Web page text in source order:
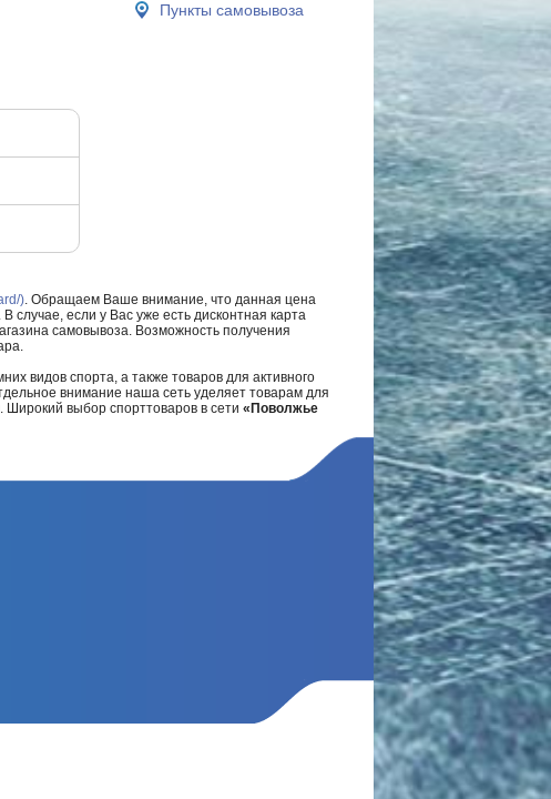
Пункты самовывоза
). Обращаем Ваше внимание, что данная цена
случае, если у Вас уже есть дисконтная карта
самовывоза. Возможность получения
видов спорта, а также товаров для активного
внимание наша сеть уделяет товарам для
выбор спорттоваров в сети «Поволжье